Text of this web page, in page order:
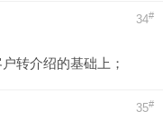
34#
转介绍的基础上；
35#